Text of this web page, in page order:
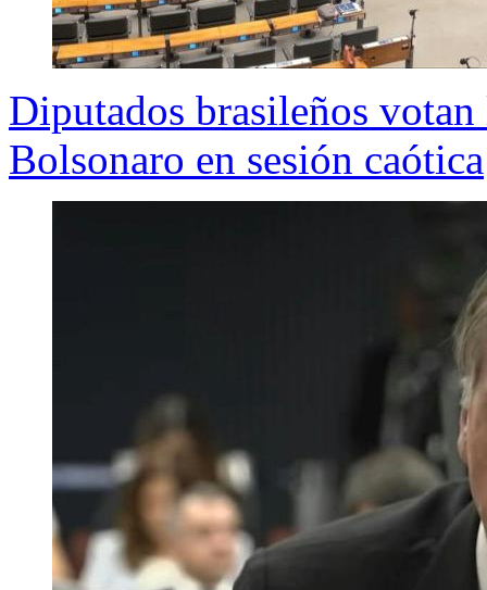
Diputados brasileños
Bolsonaro en sesión caótica